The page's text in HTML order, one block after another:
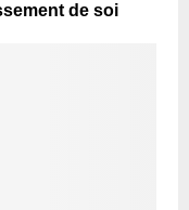
de soi